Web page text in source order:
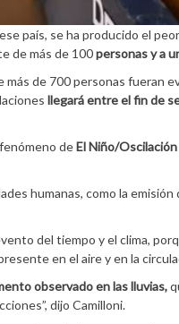
país, se ha producido el
de más de 100personas y a
de 700 personas fueran
llegará entre el fin de
deEl Niño/
humanas, como la emisión
del tiempo y el clima,
en el aire y en la
observado en las lluvias,
dijo Camilloni.